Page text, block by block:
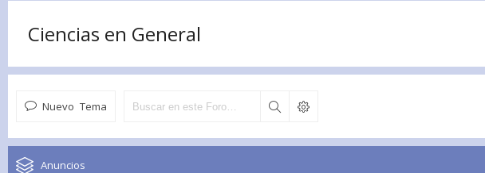
Ciencias en General
Nuevo Tema
Anuncios